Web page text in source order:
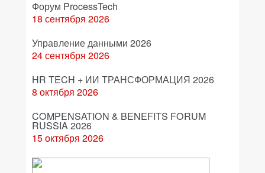
Форум ProcessTech
18 сентября 2026
Управление данными 2026
24 сентября 2026
HR TECH + ИИ ТРАНСФОРМАЦИЯ 2026
8 октября 2026
COMPENSATION & BENEFITS FORUM
RUSSIA 2026
15 октября 2026